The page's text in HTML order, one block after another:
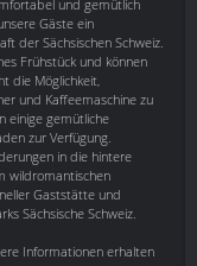
und gemütlich
Gäste ein
der Sächsischen Schweiz.
Frühstück und können
die Möglichkeit,
und Kaffeemaschine zu
einige gemütliche
zur Verfügung.
in die hintere
wildromantischen
Gaststätte und
Sächsische Schweiz.
Informationen erhalten